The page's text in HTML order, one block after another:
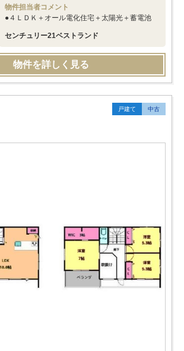
物件担当者コメント
●４ＬＤＫ＋オール電化住宅＋太陽光＋蓄電池
センチュリー21ベストランド
物件を詳しく見る
戸建て 中古